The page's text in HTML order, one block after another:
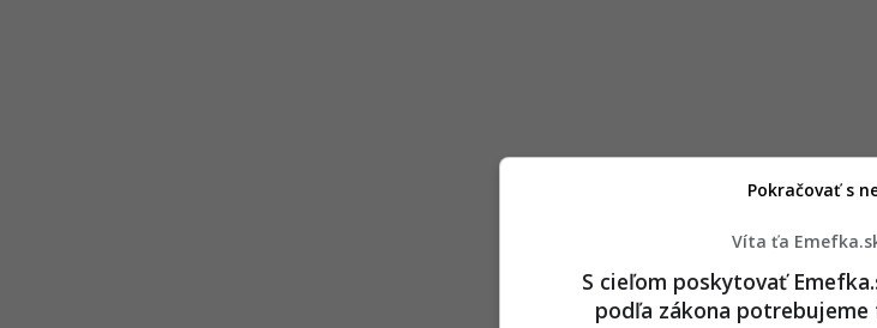
Víta ťa
S cieľom poskytovať
podľa zákona potrebujeme
Pokračovať s